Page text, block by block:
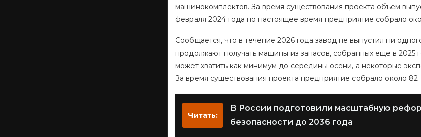
машинокомплектов. За время существования проекта объем
февраля 2024 года по настоящее время предприятие собрало
Сообщается, что в течение 2026 года завод не выпустил ни
продолжают получать машины из запасов, собранных еще в 2025
может хватить как минимум до середины осени, а некоторые
За время существования проекта предприятие собрало около 82
Читать:
В России подготовили масштабную
безопасности до 2036 года